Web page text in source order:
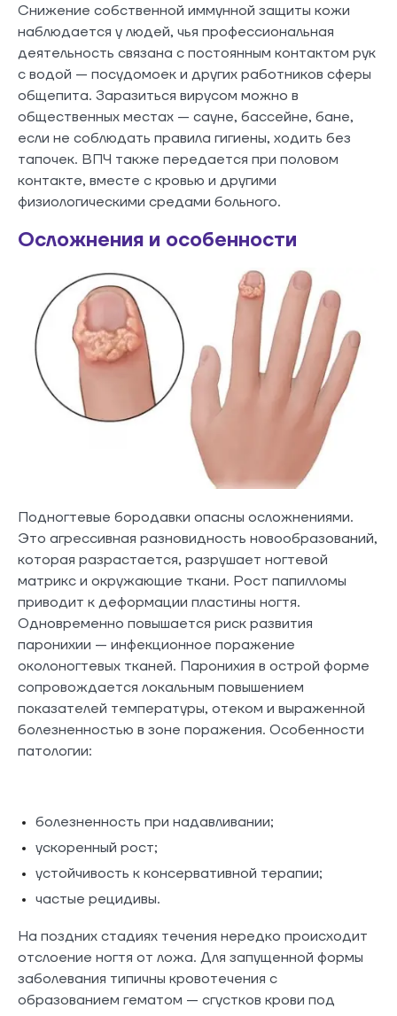
Снижение собственной иммунной защиты кожи
наблюдается у людей, чья профессиональная
деятельность связана с постоянным контактом рук
с водой — посудомоек и других работников сферы
общепита. Заразиться вирусом можно в
общественных местах — сауне, бассейне, бане,
если не соблюдать правила гигиены, ходить без
тапочек. ВПЧ также передается при половом
контакте, вместе с кровью и другими
физиологическими средами больного.
Осложнения и особенности
Подногтевые бородавки опасны осложнениями.
Это агрессивная разновидность новообразований,
которая разрастается, разрушает ногтевой
матрикс и окружающие ткани. Рост папилломы
приводит к деформации пластины ногтя.
Одновременно повышается риск развития
паронихии — инфекционное поражение
околоногтевых тканей. Паронихия в острой форме
сопровождается локальным повышением
показателей температуры, отеком и выраженной
болезненностью в зоне поражения. Особенности
патологии:
болезненность при надавливании;
ускоренный рост;
устойчивость к консервативной терапии;
частые рецидивы.
На поздних стадиях течения нередко происходит
отслоение ногтя от ложа. Для запущенной формы
заболевания типичны кровотечения с
образованием гематом — сгустков крови под